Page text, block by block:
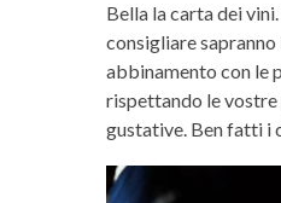
Bella la carta dei
consigliare
abbinamento con le
rispettando le
gustative. Ben fatti i